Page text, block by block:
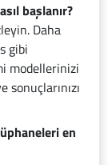
başlanır?
Daha
gibi
modellerinizi
en